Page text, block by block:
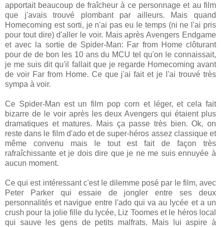
apportait beaucoup de fraîcheur à ce personnage et au film
que j'avais trouvé plombant par ailleurs. Mais quand
Homecoming est sorti, je n'ai pas eu le temps (ni ne l'ai pris
pour tout dire) d'aller le voir. Mais après Avengers Endgame
et avec la sortie de Spider-Man: Far from Home clôturant
pour de de bon les 10 ans du MCU tel qu'on le connaissait,
je me suis dit qu'il fallait que je regarde Homecoming avant
de voir Far from Home. Ce que j'ai fait et je l'ai trouvé très
sympa à voir.
Ce Spider-Man est un film pop corn et léger, et cela fait
bizarre de le voir après les deux Avengers qui étaient plus
dramatiques et matures. Mais ça passe très bien. Ok, on
reste dans le film d'ado et de super-héros assez classique et
même convenu mais le tout est fait de façon très
rafraîchissante et je dois dire que je ne me suis ennuyée à
aucun moment.
Ce qui est intéressant c'est le dilemme posé par le film, avec
Peter Parker qui essaie de jongler entre ses deux
personnalités et navigue entre l'ado qui va au lycée et a un
crush pour la jolie fille du lycée, Liz Toomes et le héros local
qui sauve les gens de petits malfrats. Mais lui aspire à